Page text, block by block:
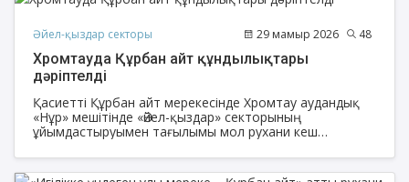
Әйел-қыздар секторы 29 мамыр 2026 48
Хромтауда Құрбан айт құндылықтары
дәріптелді
Қасиетті Құрбан айт мерекесінде Хромтау аудандық
«Нұр» мешітінде «Әйел-қыздар» секторының
ұйымдастыруымен тағылымы мол рухани кеш